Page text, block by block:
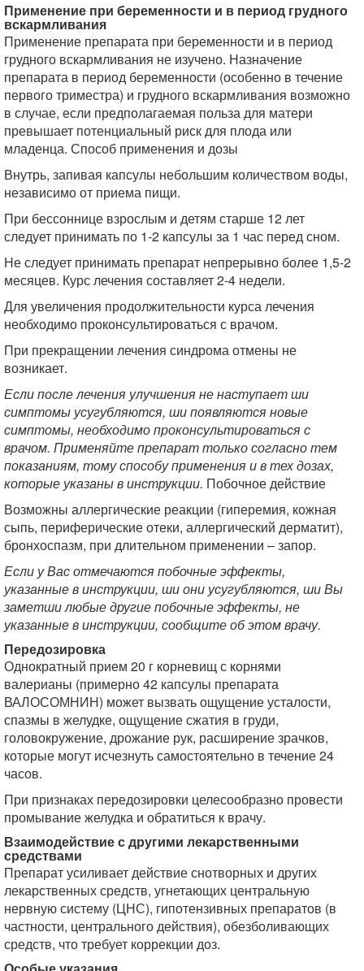
Применение при беременности и в период грудного
вскармливания
Применение препарата при беременности и в период
грудного вскармливания не изучено. Назначение
препарата в период беременности (особенно в течение
первого триместра) и грудного вскармливания возможно
в случае, если предполагаемая польза для матери
превышает потенциальный риск для плода или
младенца. Способ применения и дозы
Внутрь, запивая капсулы небольшим количеством воды,
независимо от приема пищи.
При бессоннице взрослым и детям старше 12 лет
следует принимать по 1-2 капсулы за 1 час перед сном.
Не следует принимать препарат непрерывно более 1,5-2
месяцев. Курс лечения составляет 2-4 недели.
Для увеличения продолжительности курса лечения
необходимо проконсультироваться с врачом.
При прекращении лечения синдрома отмены не
возникает.
Если после лечения улучшения не наступает ши
симптомы усугубляются, ши появляются новые
симптомы, необходимо проконсультироваться с
врачом. Применяйте препарат только согласно тем
показаниям, тому способу применения и в тех дозах,
которые указаны в инструкции. Побочное действие
Возможны аллергические реакции (гиперемия, кожная
сыпь, периферические отеки, аллергический дерматит),
бронхоспазм, при длительном применении – запор.
Если у Вас отмечаются побочные эффекты,
указанные в инструкции, ши они усугубляются, ши Вы
заметши любые другие побочные эффекты, не
указанные в инструкции, сообщите об этом врачу.
Передозировка
Однократный прием 20 г корневищ с корнями
валерианы (примерно 42 капсулы препарата
ВАЛОСОМНИН) может вызвать ощущение усталости,
спазмы в желудке, ощущение сжатия в груди,
головокружение, дрожание рук, расширение зрачков,
которые могут исчезнуть самостоятельно в течение 24
часов.
При признаках передозировки целесообразно провести
промывание желудка и обратиться к врачу.
Взаимодействие с другими лекарственными
средствами
Препарат усиливает действие снотворных и других
лекарственных средств, угнетающих центральную
нервную систему (ЦНС), гипотензивных препаратов (в
частности, центрального действия), обезболивающих
средств, что требует коррекции доз.